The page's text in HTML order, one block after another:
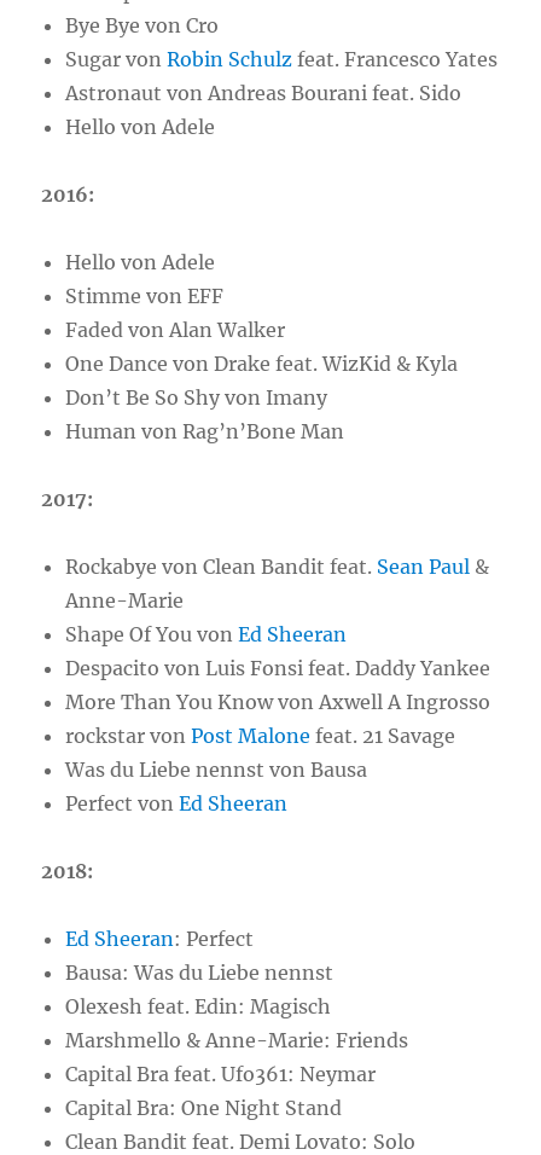
Bye Bye von Cro
Sugar vonRobin Schulz feat. Francesco Yates
Astronaut von Andreas Bourani feat. Sido
Hello von Adele
2016:
Hello von Adele
Stimme von EFF
Faded von Alan Walker
One Dance von Drake feat. WizKid & Kyla
Don’t Be So Shy von Imany
Human von Rag’n’Bone Man
2017:
Rockabye von Clean Bandit feat. Sean Paul &
Anne-Marie
Shape Of You vonEd Sheeran
Despacito von Luis Fonsi feat. Daddy Yankee
More Than You Know von Axwell A Ingrosso
rockstar vonPost Malone feat. 21 Savage
Was du Liebe nennst von Bausa
Perfect vonEd Sheeran
2018:
Ed Sheeran: Perfect
Bausa: Was du Liebe nennst
Olexesh feat. Edin: Magisch
Marshmello & Anne-Marie: Friends
Capital Bra feat. Ufo361: Neymar
Capital Bra: One Night Stand
Clean Bandit feat. Demi Lovato: Solo